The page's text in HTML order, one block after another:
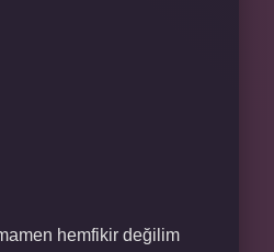
hemfikir değilim